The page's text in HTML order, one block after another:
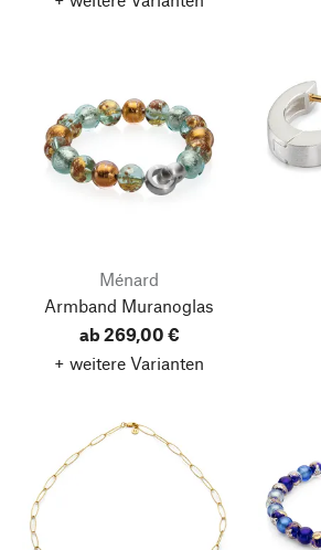
Ménard
Armband Muranoglas
ab 269,00 €
+ weitere Varianten